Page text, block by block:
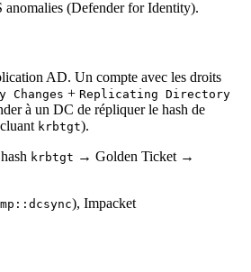
(Defender for Identity).
AD. Un compte avec les droits
+ Replicating Directory
à un DC de répliquer le hash de
krbtgt).
krbtgt → Golden Ticket →
), Impacket